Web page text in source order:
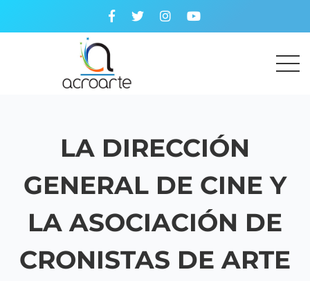
LA DIRECCIÓN
GENERAL DE CINE Y
LA ASOCIACIÓN DE
CRONISTAS DE ARTE